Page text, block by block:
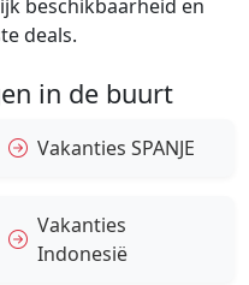
beschikbaarheid en
deals.
in de buurt
Vakanties SPANJE
Vakanties
Indonesië